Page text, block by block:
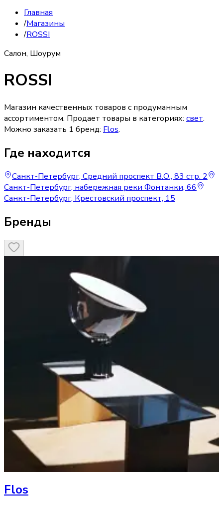
Главная
/Магазины
/ROSSI
Салон, Шоурум
ROSSI
Магазин качественных товаров с продуманным
ассортиментом. Продает товары в категориях: свет.
Можно заказать 1 бренд: Flos.
Где находится
Санкт-Петербург, Средний проспект В.О., 83 стр. 2
Санкт-Петербург, набережная реки Фонтанки, 66
Санкт-Петербург, Крестовский проспект, 15
Бренды
Flos